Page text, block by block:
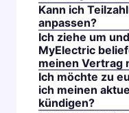
Kann ich
anpassen?
Ich ziehe um
MyElectric
meinen Vertrag
Ich möchte zu
ich meinen
kündigen?